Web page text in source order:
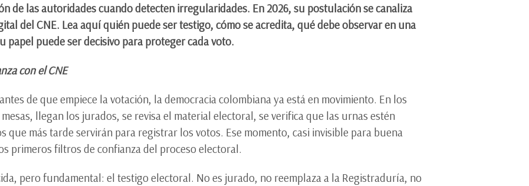
de las autoridades cuando detecten irregularidades. En 2026, su postulación se canaliza
del CNE. Lea aquí quién puede ser testigo, cómo se acredita, qué debe observar en una
papel puede ser decisivo para proteger cada voto.
con el CNE
de que empiece la votación, la democracia colombiana ya está en movimiento. En los
llegan los jurados, se revisa el material electoral, se verifica que las urnas estén
que más tarde servirán para registrar los votos. Ese momento, casi invisible para buena
primeros filtros de confianza del proceso electoral.
pero fundamental: el testigo electoral. No es jurado, no reemplaza a la Registraduría, no